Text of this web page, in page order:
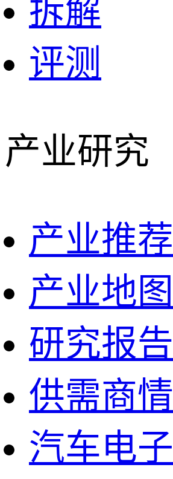
拆解
评测
产业研究
产业推荐
产业地图
研究报告
供需商情
汽车电子